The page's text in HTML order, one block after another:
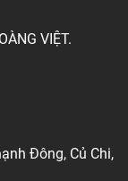
VIỆT.
Đông, Củ Chi,